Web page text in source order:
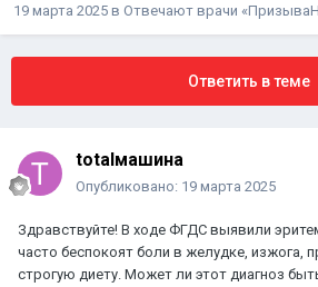
19 марта 2025 в Отвечают врачи
Ответить в теме
totalмашина
Опубликовано: 19 марта 2025
Здравствуйте! В ходе ФГДС выявили
часто беспокоят боли в желудке, изжога,
строгую диету. Может ли этот диагноз